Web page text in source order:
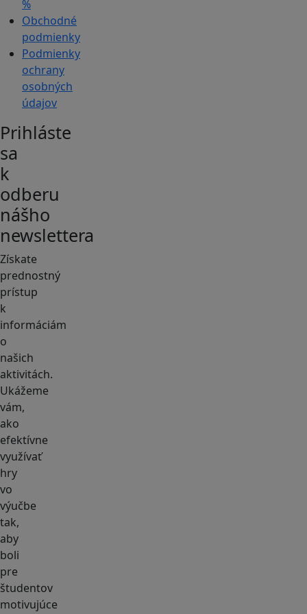
%
Obchodné
podmienky
Podmienky
ochrany
osobných
údajov
Prihláste
sa
k
odberu
nášho
newslettera
Získate
prednostný
prístup
k
informáciám
o
našich
aktivitách.
Ukážeme
vám,
ako
efektívne
využívať
hry
vo
výučbe
tak,
aby
boli
pre
študentov
motivujúce